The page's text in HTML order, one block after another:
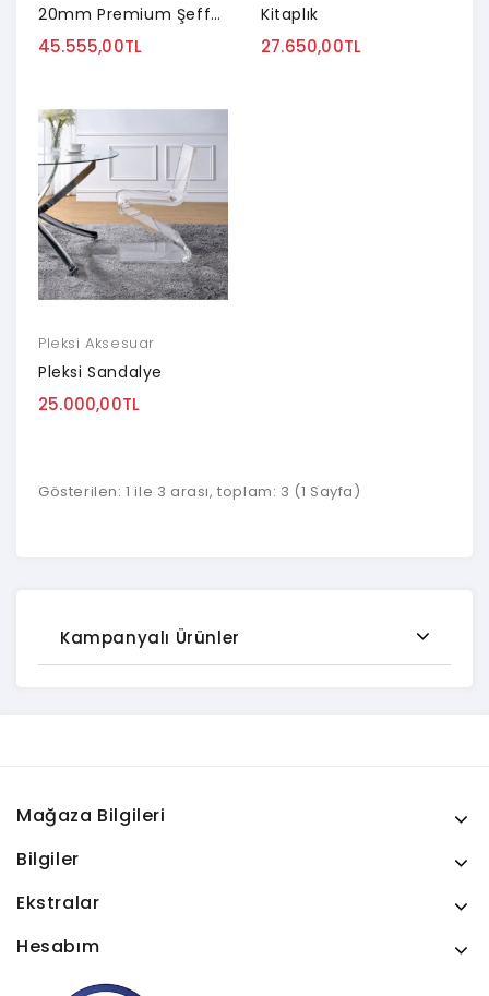
20mm Premium Şeffaf Pleksi Akrilik Çalışma Masası – Modern Ve Şeffaf Tasarım
45.555,00TL
Kitaplık
27.650,00TL
Pleksi Aksesuar
Pleksi Sandalye
25.000,00TL
Gösterilen: 1 ile 3 arası, toplam: 3 (1 Sayfa)
Kampanyalı Ürünler
Mağaza Bilgileri
Bilgiler
Ekstralar
Hesabım